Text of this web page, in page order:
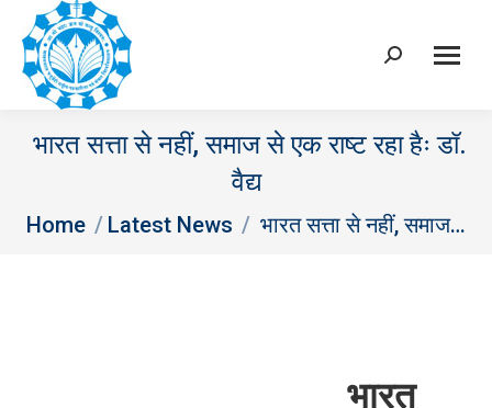
Search:
भारत सत्ता से नहीं, समाज से एक राष्ट रहा हैः डॉ.
वैद्य
You are here:
Home Latest News भारत सत्ता से नहीं, समाज…
भारत